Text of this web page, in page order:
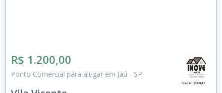
R$ 1.200,00
Ponto Comercial para alugar em Jaú - SP